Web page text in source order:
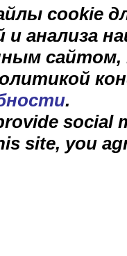
cookie
и анализа
.
social
site, you